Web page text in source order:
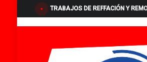
TRABAJOS DE REFFACIÓN Y